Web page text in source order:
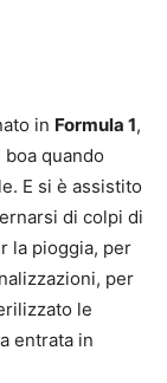
in Formula 1,
boa quando
E si è assistito
di colpi di
la pioggia, per
per
le
entrata in